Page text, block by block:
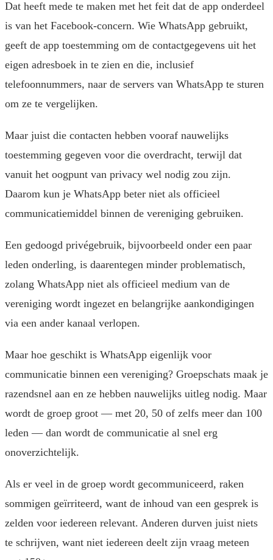
Dat heeft mede te maken met het feit dat de app onderdeel
is van het Facebook-concern. Wie WhatsApp gebruikt,
geeft de app toestemming om de contactgegevens uit het
eigen adresboek in te zien en die, inclusief
telefoonnummers, naar de servers van WhatsApp te sturen
om ze te vergelijken.
Maar juist die contacten hebben vooraf nauwelijks
toestemming gegeven voor die overdracht, terwijl dat
vanuit het oogpunt van privacy wel nodig zou zijn.
Daarom kun je WhatsApp beter niet als officieel
communicatiemiddel binnen de vereniging gebruiken.
Een gedoogd privégebruik, bijvoorbeeld onder een paar
leden onderling, is daarentegen minder problematisch,
zolang WhatsApp niet als officieel medium van de
vereniging wordt ingezet en belangrijke aankondigingen
via een ander kanaal verlopen.
Maar hoe geschikt is WhatsApp eigenlijk voor
communicatie binnen een vereniging? Groepschats maak je
razendsnel aan en ze hebben nauwelijks uitleg nodig. Maar
wordt de groep groot — met 20, 50 of zelfs meer dan 100
leden — dan wordt de communicatie al snel erg
onoverzichtelijk.
Als er veel in de groep wordt gecommuniceerd, raken
sommigen geïrriteerd, want de inhoud van een gesprek is
zelden voor iedereen relevant. Anderen durven juist niets
te schrijven, want niet iedereen deelt zijn vraag meteen